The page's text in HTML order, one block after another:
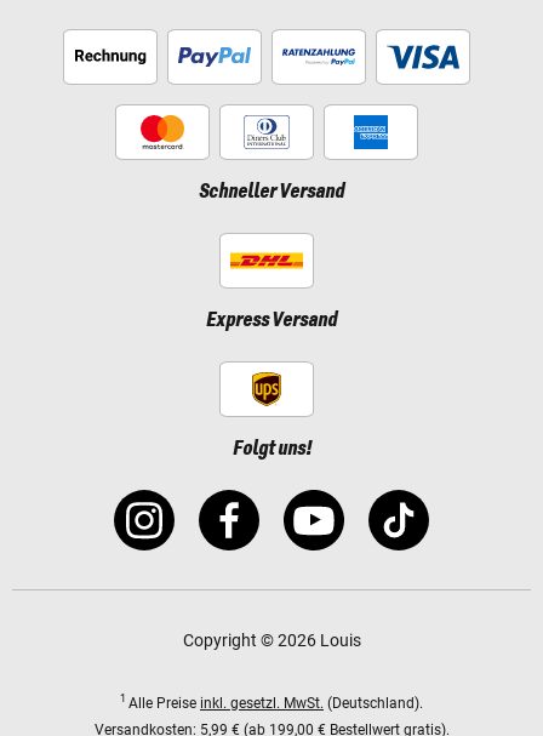
Schneller Versand
Express Versand
Folgt uns!
Copyright © 2026 Louis
1 Alle Preise inkl. gesetzl. MwSt. (Deutschland).
Versandkosten: 5,99 € (ab 199,00 € Bestellwert gratis).